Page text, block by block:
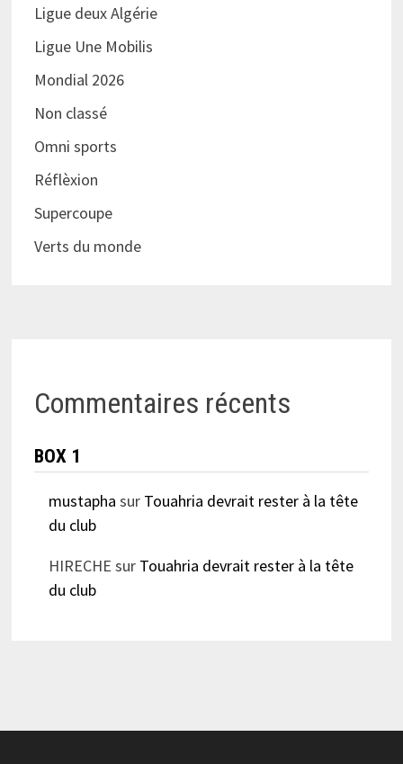
Ligue deux Algérie
Ligue Une Mobilis
Mondial 2026
Non classé
Omni sports
Réflèxion
Supercoupe
Verts du monde
Commentaires récents
BOX 1
mustapha sur Touahria devrait rester à la tête
du club
HIRECHE sur Touahria devrait rester à la tête
du club